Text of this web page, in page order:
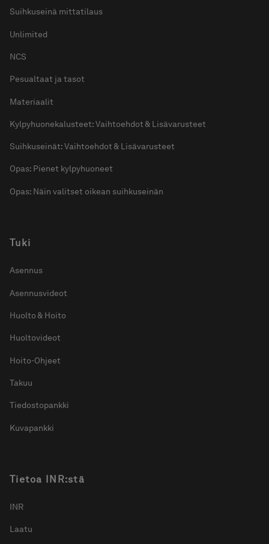
Suihkuseinä mittatilaus
Unlimited
NCS
Pesualtaat ja tasot
Materiaalit
Kylpyhuonekalusteet: Vaihtoehdot & Lisävarusteet
Suihkuseinät: Vaihtoehdot & Lisävarusteet
Opas: Pienet kylpyhuoneet
Opas: Näin valitset oikean suihkuseinän
Tuki
Asennus
Asennusvideot
Huolto & Hoito
Huoltovideot
Hoito-Ohjeet
Takuu
Tiedostopankki
Kuvapankki
Tietoa INR:stä
INR
Laatu